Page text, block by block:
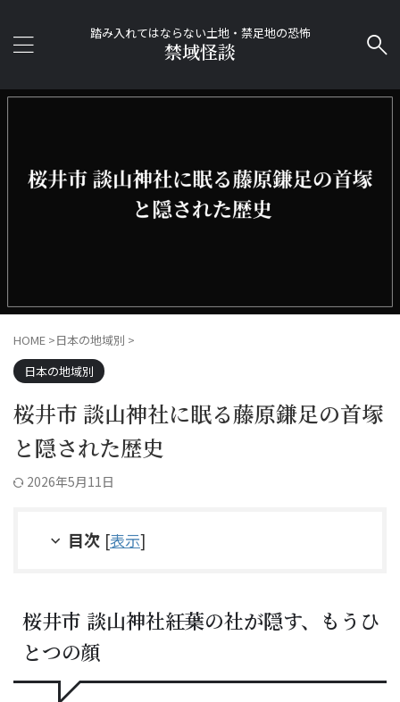
踏み入れてはならない土地・禁足地の恐怖
禁域怪談
HOME >日本の地域別 >
日本の地域別
桜井市 談山神社に眠る藤原鎌足の首塚
と隠された歴史
2026年5月11日
目次 [表示]
桜井市 談山神社――紅葉の社が隠す、もうひ
とつの顔